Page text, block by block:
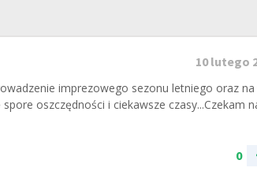
10 lutego
imprezowego sezonu letniego oraz
oszczędności i ciekawsze czasy...Czekam
0